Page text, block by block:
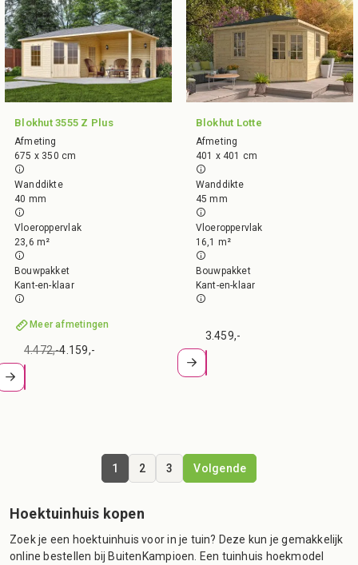
Blokhut 3555 Z Plus
Afmeting
675 x 350 cm
Wanddikte
40 mm
Vloeroppervlak
23,6 m²
Bouwpakket
Kant-en-klaar
Meer afmetingen
4.472,-4.159,-
Blokhut Lotte
Afmeting
401 x 401 cm
Wanddikte
45 mm
Vloeroppervlak
16,1 m²
Bouwpakket
Kant-en-klaar
3.459,-
1 2 3 Volgende
Hoektuinhuis kopen
Zoek je een hoektuinhuis voor in je tuin? Deze kun je gemakkelijk
online bestellen bij BuitenKampioen. Een tuinhuis hoekmodel